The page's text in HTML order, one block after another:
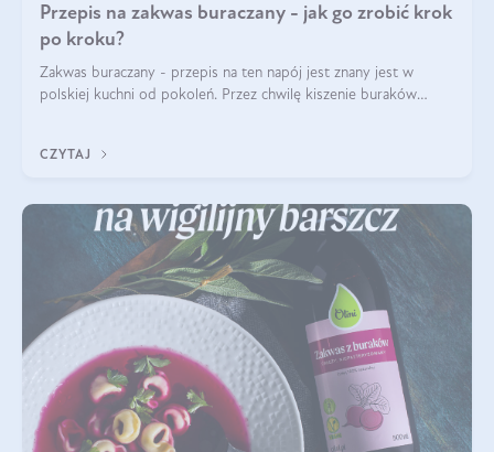
Przepis na zakwas buraczany - jak go zrobić krok
po kroku?
Zakwas buraczany - przepis na ten napój jest znany jest w
polskiej kuchni od pokoleń. Przez chwilę kiszenie buraków
CZYTAJ